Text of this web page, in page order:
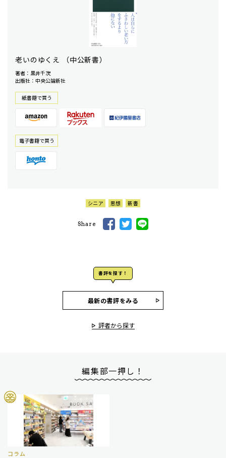
老いのゆくえ （中公新書）
著者：黒井千次
出版社：中央公論新社
紙書籍で買う
電⼦書籍で買う
シニア 思想 新書
Share
書評を探す！
最新の書評をみる
評者から探す
編集部一押し！
コラム